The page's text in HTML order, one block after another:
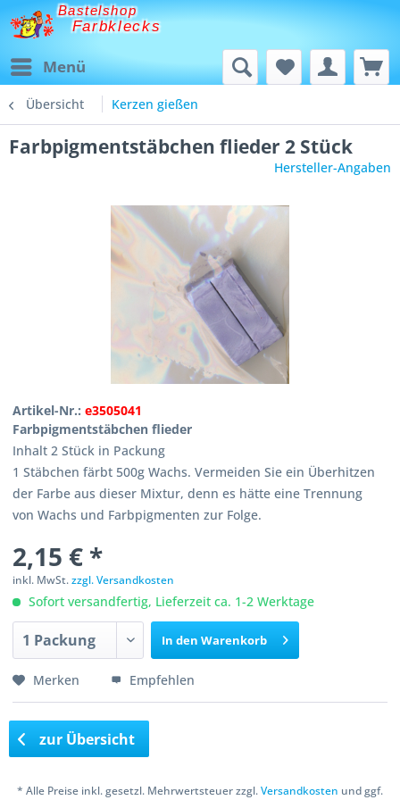
Bastelshop
Farbklecks
Menü
Übersicht Kerzen gießen
Farbpigmentstäbchen flieder 2 Stück
Hersteller-Angaben
Artikel-Nr.:e3505041
Farbpigmentstäbchen flieder
Inhalt 2 Stück in Packung
1 Stäbchen färbt 500g Wachs. Vermeiden Sie ein Überhitzen
der Farbe aus dieser Mixtur, denn es hätte eine Trennung
von Wachs und Farbpigmenten zur Folge.
2,15 € *
inkl. MwSt.zzgl. Versandkosten
Sofort versandfertig, Lieferzeit ca. 1-2 Werktage
In den Warenkorb
Merken Empfehlen
zur Übersicht
* Alle Preise inkl. gesetzl. Mehrwertsteuer zzgl.Versandkosten und ggf.